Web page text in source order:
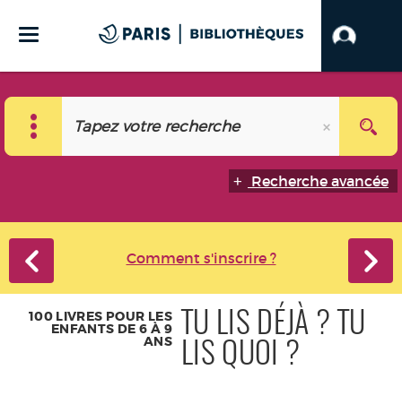
Recherche avancée
Comment s'inscrire ?
100 LIVRES POUR LES
ENFANTS DE 6 À 9
ANS
TU LIS DÉJÀ ? TU
LIS QUOI ?